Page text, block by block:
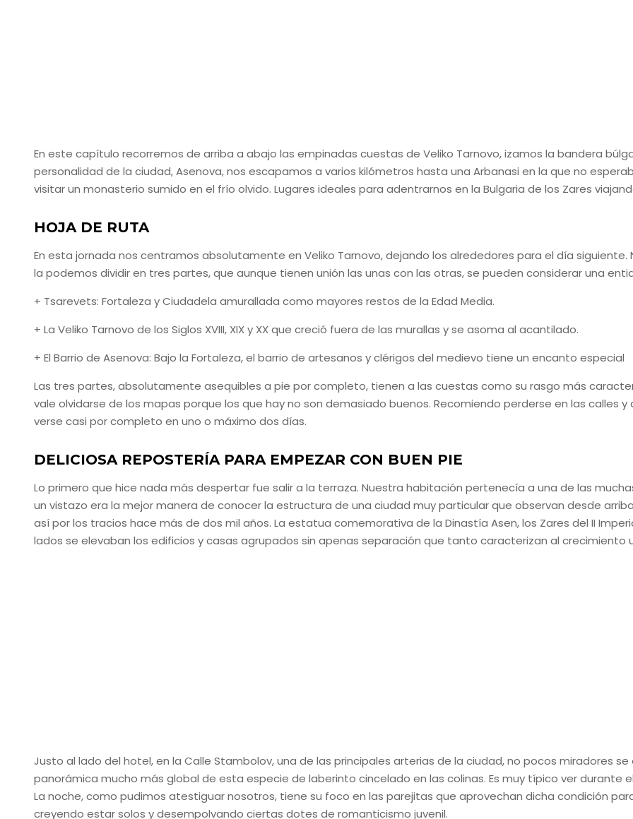
En este capítulo recorremos de arriba a abajo las empinadas cuestas de Veliko Tarnovo, izamos la bandera
personalidad de la ciudad, Asenova, nos escapamos a varios kilómetros hasta una Arbanasi en la que no
visitar un monasterio sumido en el frío olvido. Lugares ideales para adentrarnos en la Bulgaria de los Zares
HOJA DE RUTA
En esta jornada nos centramos absolutamente en Veliko Tarnovo, dejando los alrededores para el día
la podemos dividir en tres partes, que aunque tienen unión las unas con las otras, se pueden considerar una
+ Tsarevets: Fortaleza y Ciudadela amurallada como mayores restos de la Edad Media.
+ La Veliko Tarnovo de los Siglos XVIII, XIX y XX que creció fuera de las murallas y se asoma al acantilado.
+ El Barrio de Asenova: Bajo la Fortaleza, el barrio de artesanos y clérigos del medievo tiene un encanto especial
Las tres partes, absolutamente asequibles a pie por completo, tienen a las cuestas como su rasgo más
vale olvidarse de los mapas porque los que hay no son demasiado buenos. Recomiendo perderse en las calles
verse casi por completo en uno o máximo dos días.
DELICIOSA REPOSTERÍA PARA EMPEZAR CON BUEN PIE
Lo primero que hice nada más despertar fue salir a la terraza. Nuestra habitación pertenecía a una de las
un vistazo era la mejor manera de conocer la estructura de una ciudad muy particular que observan desde
así por los tracios hace más de dos mil años. La estatua comemorativa de la Dinastía Asen, los Zares del II
lados se elevaban los edificios y casas agrupados sin apenas separación que tanto caracterizan al crecimiento
Justo al lado del hotel, en la Calle Stambolov, una de las principales arterias de la ciudad, no pocos miradores
panorámica mucho más global de esta especie de laberinto cincelado en las colinas. Es muy típico ver durante
La noche, como pudimos atestiguar nosotros, tiene su foco en las parejitas que aprovechan dicha condición
creyendo estar solos y desempolvando ciertas dotes de romanticismo juvenil.